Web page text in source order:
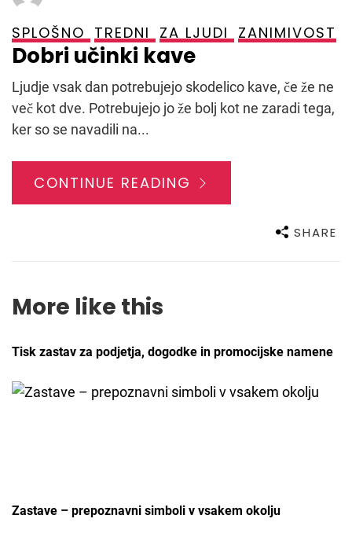
SPLOŠNO TREDNI ZA LJUDI ZANIMIVOST
Dobri učinki kave
Ljudje vsak dan potrebujejo skodelico kave, če že ne
več kot dve. Potrebujejo jo že bolj kot ne zaradi tega,
ker so se navadili na...
CONTINUE READING
SHARE
More like this
Tisk zastav za podjetja, dogodke in promocijske namene
Zastave – prepoznavni simboli v vsakem okolju